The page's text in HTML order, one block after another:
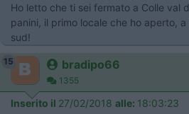
Ho letto che ti sei fermato a Colle val
panini, il primo locale che ho aperto,
sud!
15 bradipo66
1355
Inserito il 27/02/2018 alle: 18:03:23